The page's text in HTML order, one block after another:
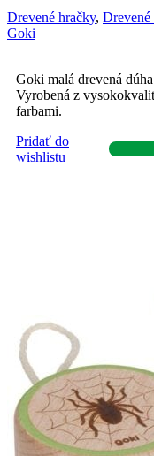
Drevené hračky, Drevené
Goki
Goki malá drevená
Vyrobená z
farbami.
Pridať do
wishlistu